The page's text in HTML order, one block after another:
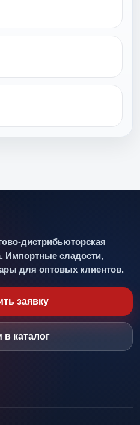
дистрибьюторская
Импортные сладости,
для оптовых клиентов.
заявку
в каталог